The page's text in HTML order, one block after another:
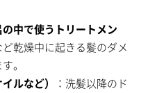
中で使うトリートメン
乾燥中に起きる髪のダメ
。
ルなど）
：洗髪以降のド